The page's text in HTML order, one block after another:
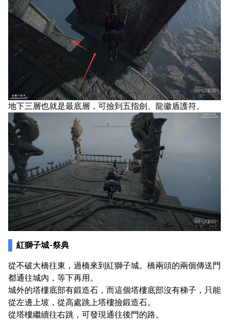
地下三層也就是最底層，可撿到五指劍、龍徽盾護符。
紅獅子城-祭典
從不破大橋往東，過橋來到紅獅子城。橋兩頭的兩個傳送門
都通往城內，等下再用。
城外的塔樓底部有鍛造石，而這個塔樓底部沒有梯子，只能
從左邊上坡，從高處跳上塔樓撿鍛造石。
從塔樓繼續往右跳，可發現通往後門的路。